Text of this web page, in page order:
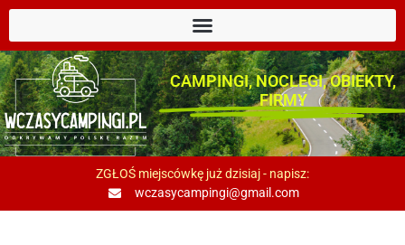
CAMPINGI, NOCLEGI, OBIEKTY,
FIRMY
ZGŁOŚ miejscówkę już dzisiaj - napisz:
wczasycampingi@gmail.com